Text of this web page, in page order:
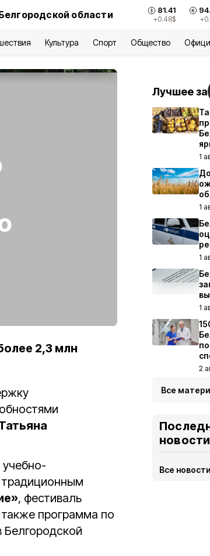
области 81.41
+0.48$
Культура Спорт Общество
2,3 млн
традиционным
, фестиваль
также программа по
Лучшее за
1
1
1
1
2
Все
новости
Все новости